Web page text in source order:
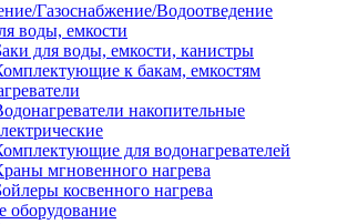
Газоснабжение/Водоотведение
воды, емкости
для воды, емкости, канистры
к бакам, емкостям
накопительные
для водонагревателей
мгновенного нагрева
косвенного нагрева
оборудование